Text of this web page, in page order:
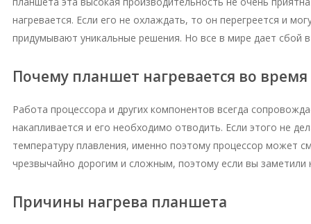
нагревается. Если его не охлаждать, то он перегреется и
придумывают уникальные решения. Но все в мире дает
Почему планшет нагревается во
Работа процессора и других компонентов всегда
накапливается и его необходимо отводить. Если этого не
температуру плавления, именно поэтому процессор может
чрезвычайно дорогим и сложным, поэтому если вы заметили
Причины нагрева планшета